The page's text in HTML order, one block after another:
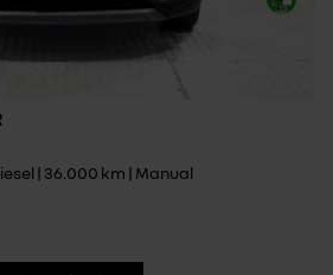
| 36.000 km | Manual